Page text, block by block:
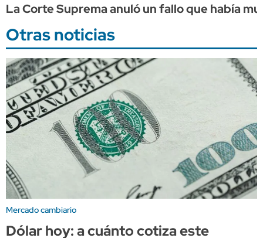
La Corte Suprema anuló un fallo que había
Otras noticias
Mercado cambiario
Dólar hoy: a cuánto cotiza este